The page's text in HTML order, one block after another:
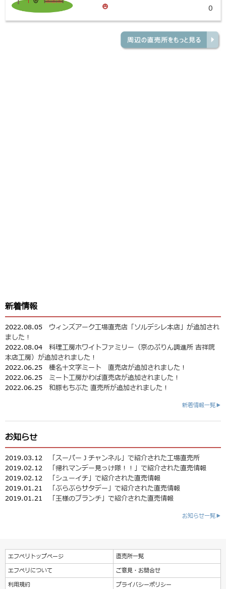
0
新着情報
2022.08.05 ウィンズアーク工場直売店「ソルデシレ本店」が追加され
ました！
2022.08.04 料理工房ホワイトファミリー（京のぷりん調進所 吉祥院
本店工房）が追加されました！
2022.06.25 榛名十文字ミート 直売店が追加されました！
2022.06.25 ミート工房かわば直売店が追加されました！
2022.06.25 和豚もちぶた 直売所が追加されました！
新着情報一覧▶
お知らせ
2019.03.12
「スーパーＪチャンネル」で紹介された工場直売所
2019.02.12
「帰れマンデー見っけ隊！！」で紹介された直売情報
2019.02.12
「シューイチ」で紹介された直売情報
2019.01.21
「ぶらぶらサタデー」で紹介された直売情報
2019.01.21
「王様のブランチ」で紹介された直売情報
お知らせ一覧▶
エフペリトップページ
直売所一覧
エフペリについて
ご意見・お問合せ
利用規約
プライバシーポリシー